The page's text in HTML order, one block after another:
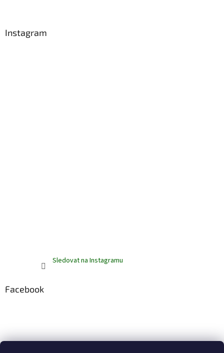
Instagram
Sledovat na Instagramu
Facebook